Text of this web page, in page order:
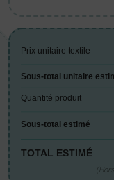
Prix unitaire textile
Sous-total unitaire
Quantité produit
Sous-total estimé
TOTAL ESTIMÉ